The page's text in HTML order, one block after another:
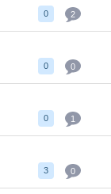
0 2
0 0
0 1
3 0